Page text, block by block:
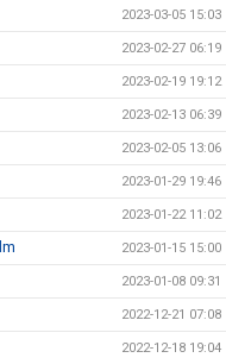
2023-03-05 15:03
2023-02-27 06:19
2023-02-19 19:12
2023-02-13 06:39
2023-02-05 13:06
2023-01-29 19:46
2023-01-22 11:02
2023-01-15 15:00
2023-01-08 09:31
2022-12-21 07:08
2022-12-18 19:04